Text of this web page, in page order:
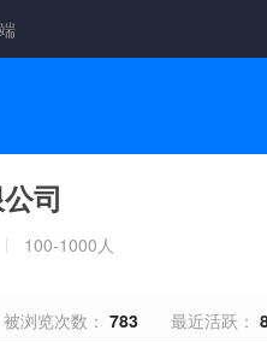
司
100-1000人
被浏览次数： 783 最近活跃：